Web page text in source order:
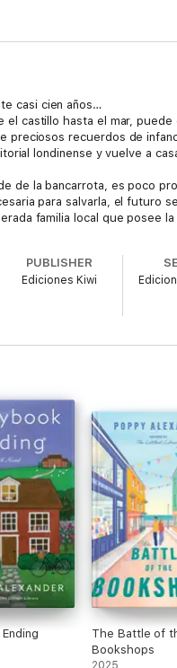
casi cien años…
castillo hasta el mar,
recuerdos de
londinense y vuelve a
de la bancarrota, es poco
para salvarla, el futuro
familia local que posee
un reluciente emporio de
tiene ideas propias y una
PUBLISHER
Ediciones Kiwi
The Battle of
Bookshops
2025